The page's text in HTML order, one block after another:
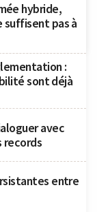
hybride,
suffisent pas à
:
sont déjà
avec
records
entre